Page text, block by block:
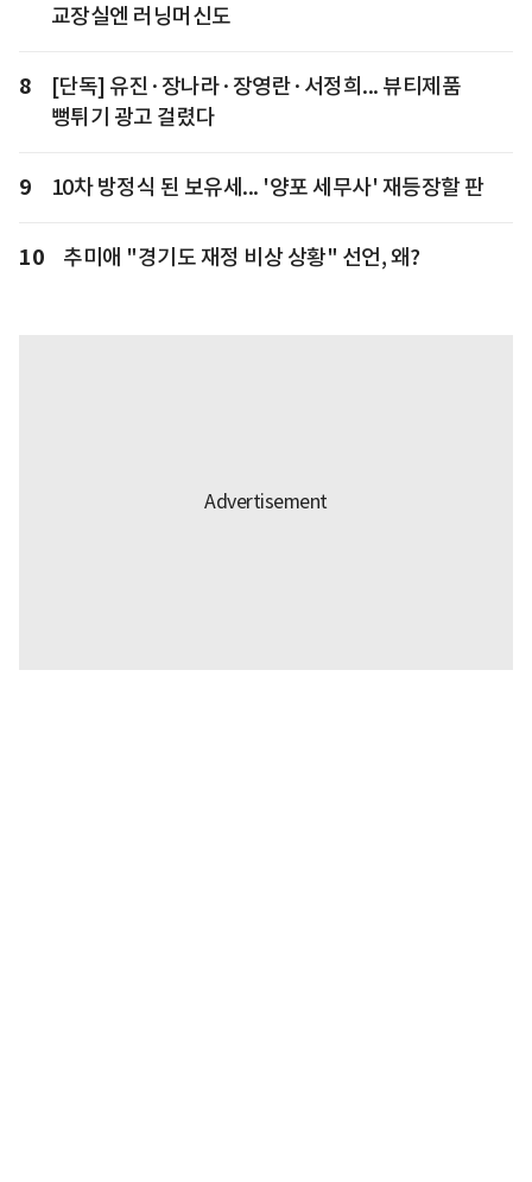
교장실엔 러닝머신도
8
[단독] 유진·장나라·장영란·서정희... 뷰티제품
뻥튀기 광고 걸렸다
9 10차 방정식 된 보유세... '양포 세무사' 재등장할 판
10 추미애 "경기도 재정 비상 상황" 선언, 왜?